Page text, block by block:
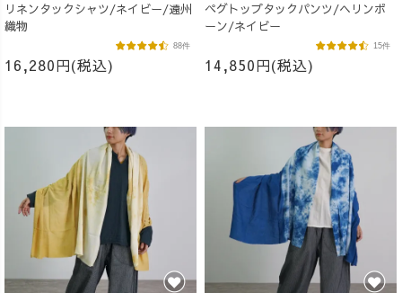
リネンタックシャツ/ネイビー/遠州
織物
16,280円(税込)
88件
ペグトップタックパンツ/ヘリンボ
ーン/ネイビー
14,850円(税込)
15件